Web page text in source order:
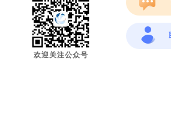
欢迎关注公众号